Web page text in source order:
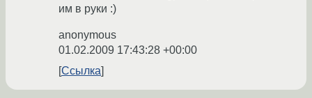
им в руки :)
anonymous
01.02.2009 17:43:28 +00:00
Ссылка